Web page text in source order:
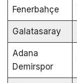
Fenerbahçe
Galatasaray
Adana
Demirspor